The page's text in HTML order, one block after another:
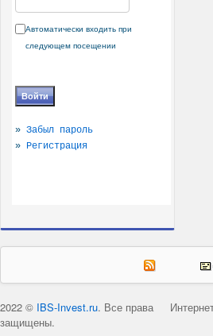
Автоматически входить при
следующем посещении
» Забыл пароль
» Регистрация
2022 © IBS-Invest.ru. Все права
защищены.